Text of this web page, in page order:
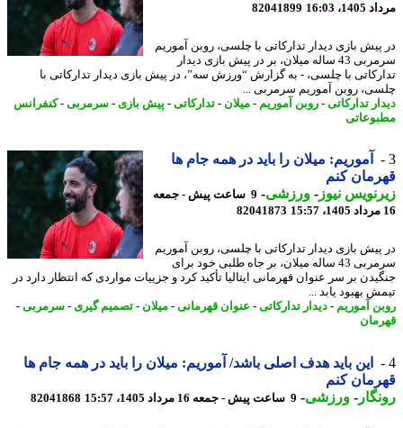
16:03
82041899
بازی دیدار تدارکاتی با چلسی، روبن آموریم
سرمربی 43 ساله میلان، بر در پیش بازی دیدار
با چلسی، - به گزارش “ورزش سه”، در پیش بازی دیدار تدارکاتی با
روبن آموریم سرمربی ...
تدارکاتی-روبن آموریم- میلان-تدارکاتی-پیش بازی - سرمربی- کنفرانس
آموریم: میلان را باید در همه جام ها
کنم
نیوز-ورزشی-
9 ساعت پیش - جمعه
82041873
بازی دیدار تدارکاتی با چلسی، روبن آموریم
سرمربی 43 ساله میلان، بر جاه طلبی خود برای
بر سر عنوان قهرمانی ایتالیا تأکید کرد و جزییات مواردی که انتظار دارد در
بهبود یابد ...
آموریم- دیدار تدارکاتی-عنوان قهرمانی-میلان-تصمیم گیری- سرمربی-
این باید هدف اصلی باشد/ آموریم: میلان را باید در همه جام ها
کنم
-ورزشی-9 ساعت پیش - جمعه 16 مرداد 1405، 15:57 82041868